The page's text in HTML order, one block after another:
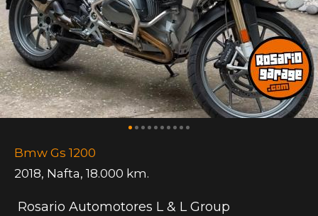
Bmw Gs 1200
2018, Nafta, 18.000 km.
Rosario Automotores L & L Group